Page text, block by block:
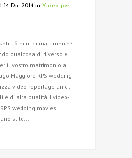
14 Dic 2014 in Video per
filmini di matrimonio?
qualcosa di diverso e
il vostro matrimonio a
Maggiore RPS wedding
video reportage unici,
e di alta qualità. I video-
wedding movies
stile...